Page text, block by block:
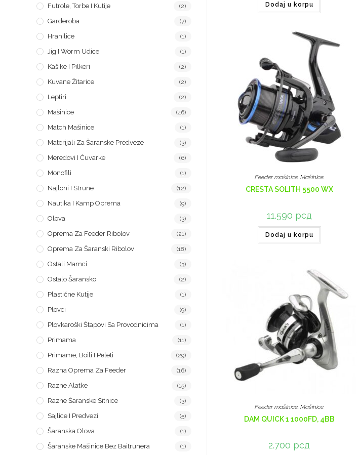
Dodaj u korpu
Feeder mašinice ,Mašinice
CRESTA SOLITH 5500 WX
11.590 рсд
Dodaj u korpu
Feeder mašinice,Mašinice
DAM QUICK 1 1000FD, 4BB
2.700 рсд
Futrole, Torbe I Kutije (2)
Garderoba (7)
Hranilice (1)
Jig I Worm Udice (1)
Kašike I Pilkeri (2)
Kuvane Žitarice (2)
Leptiri (2)
Mašinice (46)
Match Mašinice (1)
Materijali Za Šaranske Predveze (3)
Meredovi I Čuvarke (6)
Monofili (1)
Najloni I Strune (12)
Nautika I Kamp Oprema (9)
Olova (3)
Oprema Za Feeder Ribolov (21)
Oprema Za Šaranski Ribolov (18)
Ostali Mamci (3)
Ostalo Šaransko (2)
Plastične Kutije (1)
Plovci (9)
Plovkaroški Štapovi Sa Provodnicima (1)
Primama (11)
Primame, Boili I Peleti (29)
Razna Oprema Za Feeder (16)
Razne Alatke (15)
Razne Šaranske Sitnice (3)
Sajlice I Predvezi (5)
Šaranska Olova (1)
Šaranske Mašinice Bez Baitrunera (1)